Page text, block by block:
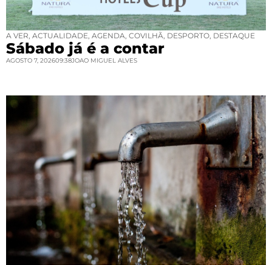
A VER ACTUALIDADE AGENDA COVILHÃ DESPORTO DESTAQUE
Sábado já é a contar
AGOSTO 7, 202609:38JOAO MIGUEL ALVES